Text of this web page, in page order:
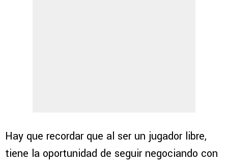
Hay que recordar que al ser un jugador libre,
tiene la oportunidad de seguir negociando con